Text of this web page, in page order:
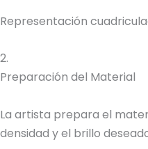
Representación
2.
Preparación del Material
La artista prepara el
densidad y el brillo